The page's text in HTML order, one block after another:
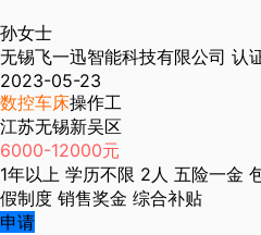
孙女士
无锡飞一迅智能科技有限公司 认
2023-05-23
数控车床操作工
江苏无锡新吴区
6000-12000元
1年以上 学历不限 2人 五险一金
假制度 销售奖金 综合补贴
申请